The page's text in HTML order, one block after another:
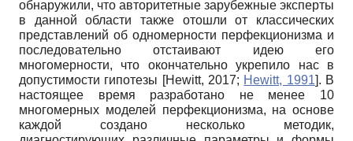
обнаружили, что авторитетные зарубежные эксперты
в данной области также отошли от классических
представлений об одномерности перфекционизма и
последовательно отстаивают идею его
многомерности, что окончательно укрепило нас в
допустимости гипотезы [Hewitt, 2017; Hewitt, 1991]. В
настоящее время разработано не менее 10
многомерных моделей перфекционизма, на основе
каждой создано несколько методик,